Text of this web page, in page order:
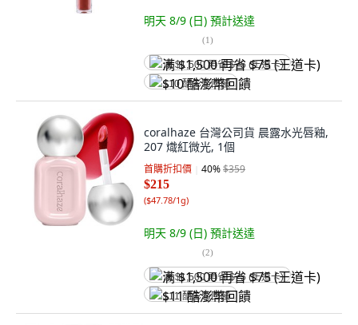
明天 8/9 (日) 預計送達
(1)
满 $1,500 再省 $75 (王道卡)
$10 酷澎幣回饋
coralhaze 台灣公司貨 晨露水光唇釉,
207 熾紅微光, 1個
首購折扣價 40%$359
$215
($47.78/1g)
明天 8/9 (日) 預計送達
(2)
满 $1,500 再省 $75 (王道卡)
$11 酷澎幣回饋